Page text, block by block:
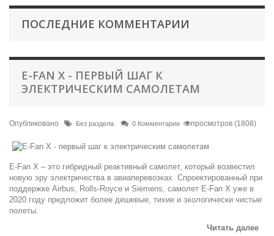
ПОСЛЕДНИЕ КОММЕНТАРИИ
E-FAN X - ПЕРВЫЙ ШАГ К
ЭЛЕКТРИЧЕСКИМ САМОЛЕТАМ
Опубликовано Без раздела 0 Комментарии просмотров (1808)
E-Fan X – это гибридный реактивный самолет, который возвестил
новую эру электричества в авиаперевозках. Спроектированный при
поддержке Airbus, Rolls-Royce и Siemens, самолет E-Fan X уже в
2020 году предложит более дешевые, тихие и экологически чистые
полеты.
Читать далее